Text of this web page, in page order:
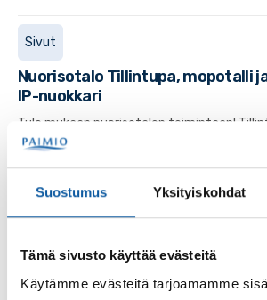
Suostumus Yksityiskohdat
Tämä sivusto käyttää evästeitä
Käytämme evästeitä tarjoamamme
Sivut
Nuorisotalo Tillintupa, mopotalli
IP-nuokkari
Tule mukaan nuorisotalon toimintaan!
nuorille paikan viettää aikaa kavereiden
Nuorisopalveluiden tavoitteena on
nuorten aktivoiminen.